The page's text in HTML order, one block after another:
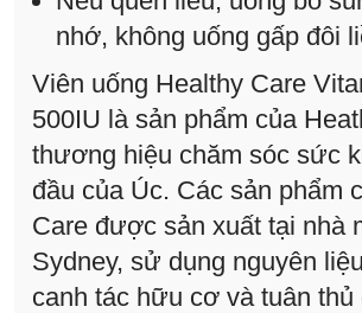
nhớ, không uống gấp đôi
Viên uống Healthy Care
500IU là sản phẩm của
thương hiệu chăm sóc sức
đầu của Úc. Các sản phẩm
Care được sản xuất tại nhà
Sydney, sử dụng nguyên
canh tác hữu cơ và tuân thủ